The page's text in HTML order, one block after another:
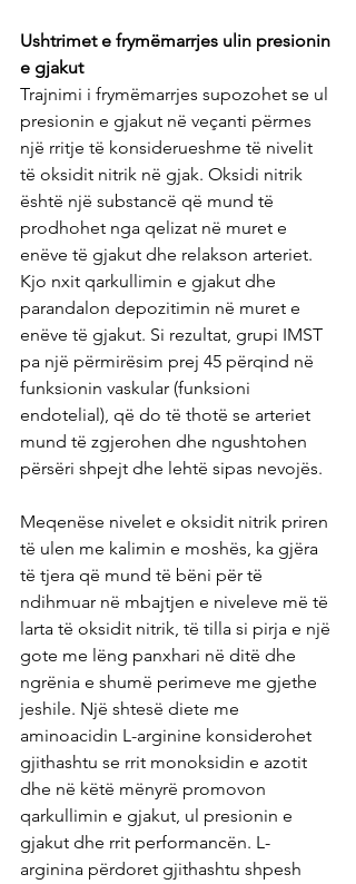
Ushtrimet e frymëmarrjes ulin presionin
e gjakut
Trajnimi i frymëmarrjes supozohet se ul
presionin e gjakut në veçanti përmes
një rritje të konsiderueshme të nivelit
të oksidit nitrik në gjak. Oksidi nitrik
është një substancë që mund të
prodhohet nga qelizat në muret e
enëve të gjakut dhe relakson arteriet.
Kjo nxit qarkullimin e gjakut dhe
parandalon depozitimin në muret e
enëve të gjakut. Si rezultat, grupi IMST
pa një përmirësim prej 45 përqind në
funksionin vaskular (funksioni
endotelial), që do të thotë se arteriet
mund të zgjerohen dhe ngushtohen
përsëri shpejt dhe lehtë sipas nevojës.
Meqenëse nivelet e oksidit nitrik priren
të ulen me kalimin e moshës, ka gjëra
të tjera që mund të bëni për të
ndihmuar në mbajtjen e niveleve më të
larta të oksidit nitrik, të tilla si pirja e një
gote me lëng panxhari në ditë dhe
ngrënia e shumë perimeve me gjethe
jeshile. Një shtesë diete me
aminoacidin L-arginine konsiderohet
gjithashtu se rrit monoksidin e azotit
dhe në këtë mënyrë promovon
qarkullimin e gjakut, ul presionin e
gjakut dhe rrit performancën. L-
arginina përdoret gjithashtu shpesh